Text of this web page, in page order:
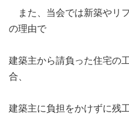
また、当会では新築やリ
の理由で
建築主から請負った住宅の
合、
建築主に負担をかけずに残